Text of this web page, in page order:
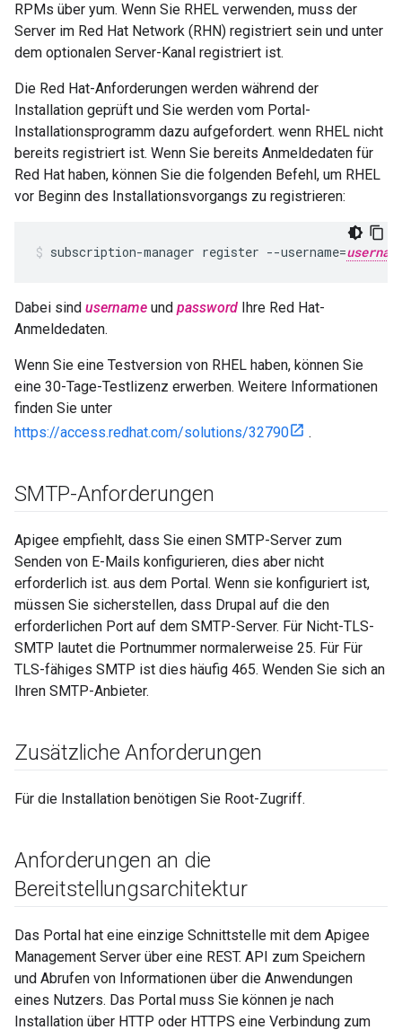
RPMs über yum. Wenn Sie RHEL verwenden, muss der
Server im Red Hat Network (RHN) registriert sein und unter
dem optionalen Server-Kanal registriert ist.
Die Red Hat-Anforderungen werden während der
Installation geprüft und Sie werden vom Portal-
Installationsprogramm dazu aufgefordert. wenn RHEL nicht
bereits registriert ist. Wenn Sie bereits Anmeldedaten für
Red Hat haben, können Sie die folgenden Befehl, um RHEL
vor Beginn des Installationsvorgangs zu registrieren:
subscription-manager register --username=
Dabei sind username und password Ihre Red Hat-
Anmeldedaten.
Wenn Sie eine Testversion von RHEL haben, können Sie
eine 30-Tage-Testlizenz erwerben. Weitere Informationen
finden Sie unter
https://access.redhat.com/solutions/32790
.
SMTP-Anforderungen
Apigee empfiehlt, dass Sie einen SMTP-Server zum
Senden von E-Mails konfigurieren, dies aber nicht
erforderlich ist. aus dem Portal. Wenn sie konfiguriert ist,
müssen Sie sicherstellen, dass Drupal auf die den
erforderlichen Port auf dem SMTP-Server. Für Nicht-TLS-
SMTP lautet die Portnummer normalerweise 25. Für Für
TLS-fähiges SMTP ist dies häufig 465. Wenden Sie sich an
Ihren SMTP-Anbieter.
Zusätzliche Anforderungen
Für die Installation benötigen Sie Root-Zugriff.
Anforderungen an die
Bereitstellungsarchitektur
Das Portal hat eine einzige Schnittstelle mit dem Apigee
Management Server über eine REST. API zum Speichern
und Abrufen von Informationen über die Anwendungen
eines Nutzers. Das Portal muss Sie können je nach
Installation über HTTP oder HTTPS eine Verbindung zum